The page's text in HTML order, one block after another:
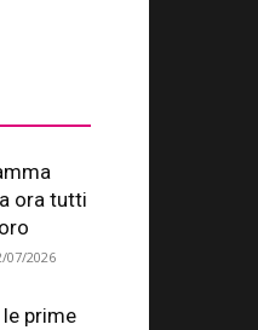
ora tutti
07/2026
prime